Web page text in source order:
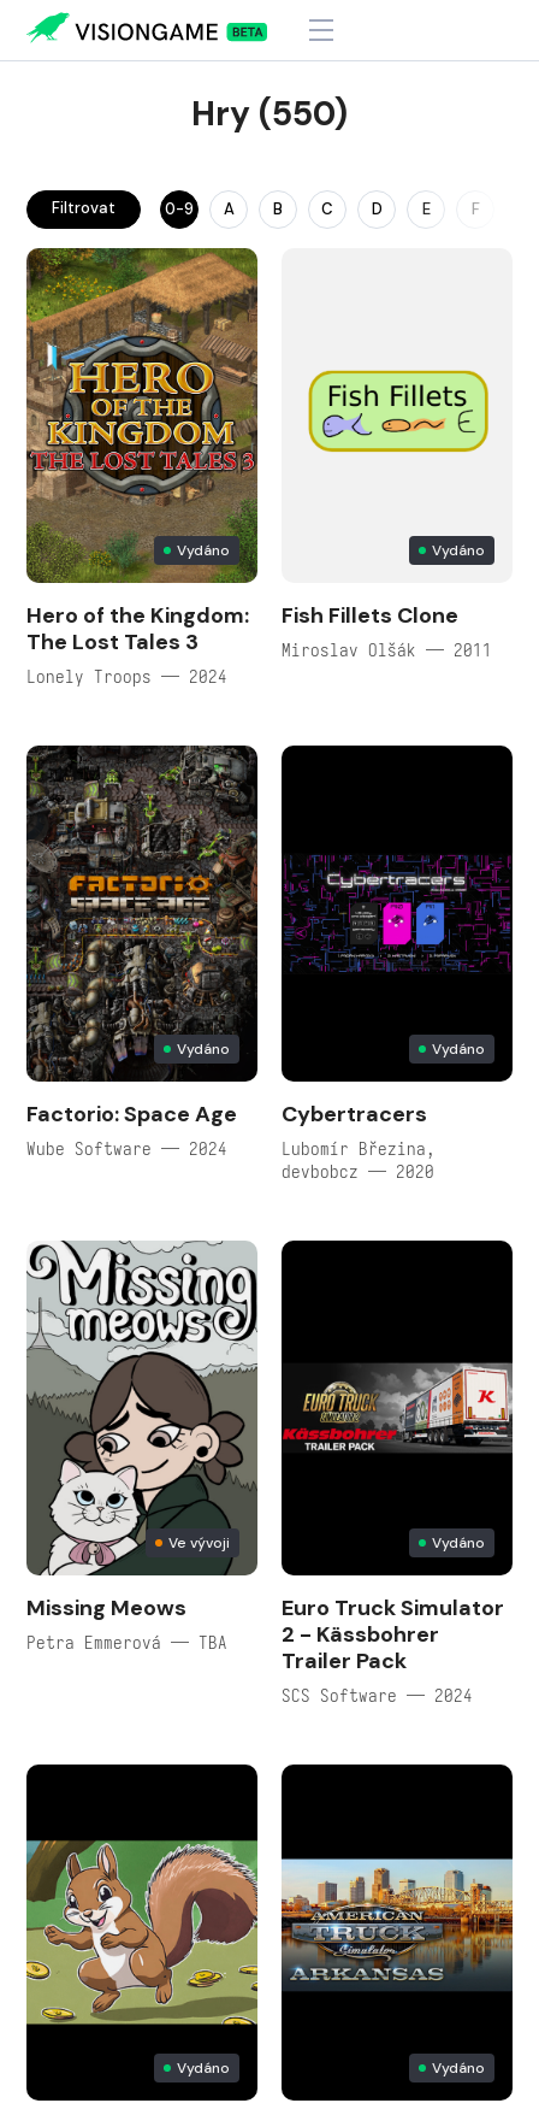
Hry (550)
Filtrovat 0-9 A B C D E F
Vydáno
Hero of the Kingdom:
The Lost Tales 3
Lonely Troops — 2024
Vydáno
Fish Fillets Clone
Miroslav Olšák — 2011
Vydáno
Factorio: Space Age
Wube Software — 2024
Vydáno
Cybertracers
Lubomír Březina,
devbobcz — 2020
Ve vývoji
Missing Meows
Petra Emmerová — TBA
Vydáno
Euro Truck Simulator
2 - Kässbohrer
Trailer Pack
SCS Software — 2024
Vydáno Vydáno